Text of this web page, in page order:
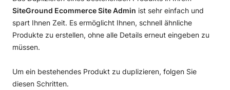
SiteGround Ecommerce Site Admin ist sehr einfach und
spart Ihnen Zeit. Es ermöglicht Ihnen, schnell ähnliche
Produkte zu erstellen, ohne alle Details erneut eingeben zu
müssen.
Um ein bestehendes Produkt zu duplizieren, folgen Sie
diesen Schritten.